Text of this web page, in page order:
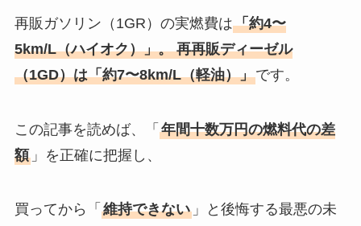
再販ガソリン（1GR）の実燃費は「約4〜
5km/L（ハイオク）」。 再再販ディーゼル
（1GD）は「約7〜8km/L（軽油）」です。
この記事を読めば、「 年間十数万円の燃料代の差
額」を正確に把握し、
買ってから「 維持できない」と後悔する最悪の未